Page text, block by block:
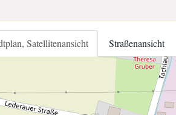
Satellitenansicht Straßenansicht